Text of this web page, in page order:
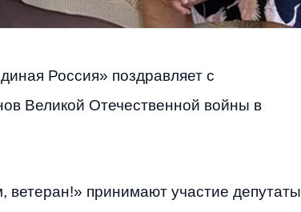
Россия» поздравляет с
Великой Отечественной войны в
принимают участие депутаты